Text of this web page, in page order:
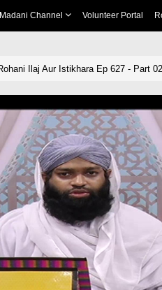
Madani Channel Volunteer Portal
Ilaj Aur Istikhara Ep 627 - Part